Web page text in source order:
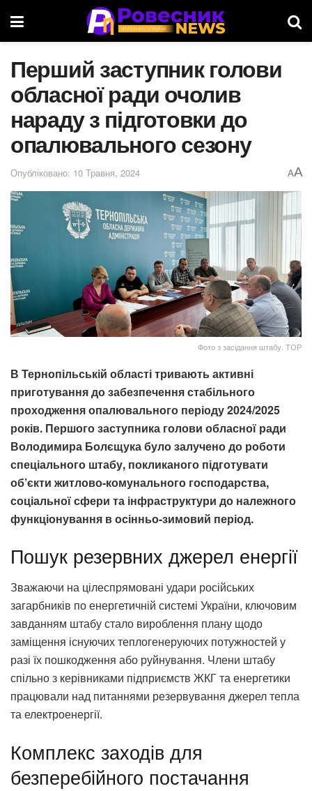
Перший заступник голови
обласної ради очолив
нараду з підготовки до
опалювального сезону
Опубліковано: 10 Травня, 2024 AA
Фото з засідання штабу. ТОР
В Тернопільській області тривають активні
приготування до забезпечення стабільного
проходження опалювального періоду 2024/2025
років. Першого заступника голови обласної ради
Володимира Болєщука було залучено до роботи
спеціального штабу, покликаного підготувати
об’єкти житлово-комунального господарства,
соціальної сфери та інфраструктури до належного
функціонування в осінньо-зимовий період.
Пошук резервних джерел енергії
Зважаючи на цілеспрямовані удари російських
загарбників по енергетичній системі України, ключовим
завданням штабу стало вироблення плану щодо
заміщення існуючих теплогенеруючих потужностей у
разі їх пошкодження або руйнування. Члени штабу
спільно з керівниками підприємств ЖКГ та енергетики
працювали над питаннями резервування джерел тепла
та електроенергії.
Комплекс заходів для
безперебійного постачання